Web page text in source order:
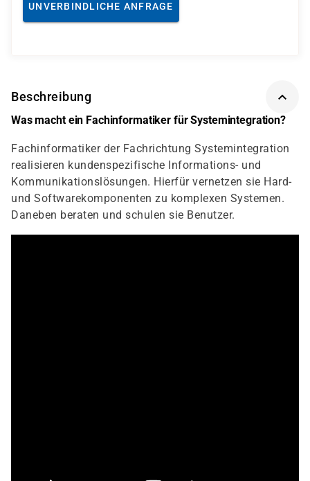
UNVERBINDLICHE ANFRAGE
Beschreibung
Was macht ein Fachinformatiker für Systemintegration?
Fachinformatiker der Fachrichtung Systemintegration
realisieren kundenspezifische Informations- und
Kommunikationslösungen. Hierfür vernetzen sie Hard-
und Softwarekomponenten zu komplexen Systemen.
Daneben beraten und schulen sie Benutzer.